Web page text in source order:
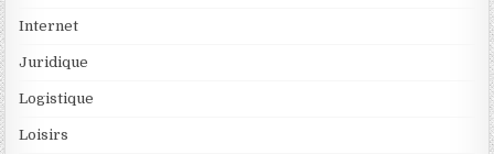
Internet
Juridique
Logistique
Loisirs